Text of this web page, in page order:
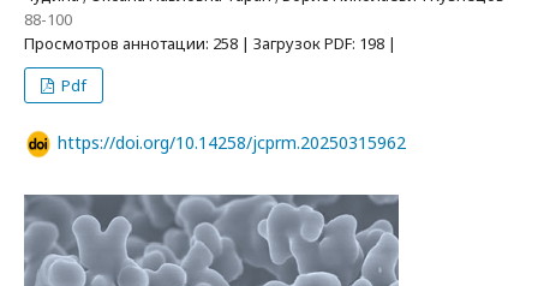
88-100
Просмотров аннотации: 258 | Загрузок PDF: 198 |
Pdf
https://doi.org/10.14258/jcprm.20250315962